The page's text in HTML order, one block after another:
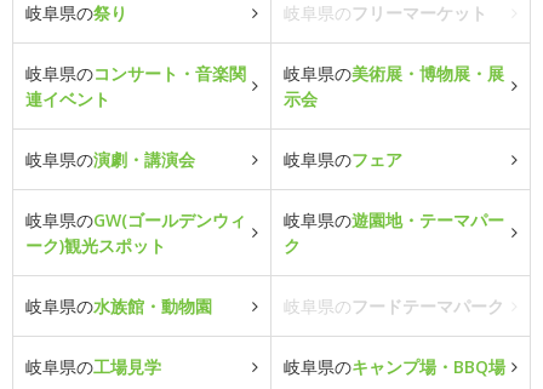
岐阜県の祭り 岐阜県のフリーマーケット
岐阜県のコンサート・音楽関
連イベント
岐阜県の美術展・博物展・展
示会
岐阜県の演劇・講演会 岐阜県のフェア
岐阜県のGW(ゴールデンウィ
ーク)観光スポット
岐阜県の遊園地・テーマパー
ク
岐阜県の水族館・動物園 岐阜県のフードテーマパーク
岐阜県の工場見学 岐阜県のキャンプ場・BBQ場